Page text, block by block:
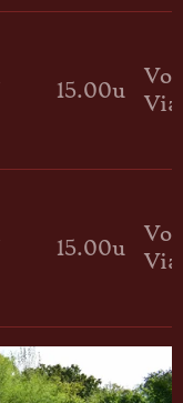
15.00u
15.00u